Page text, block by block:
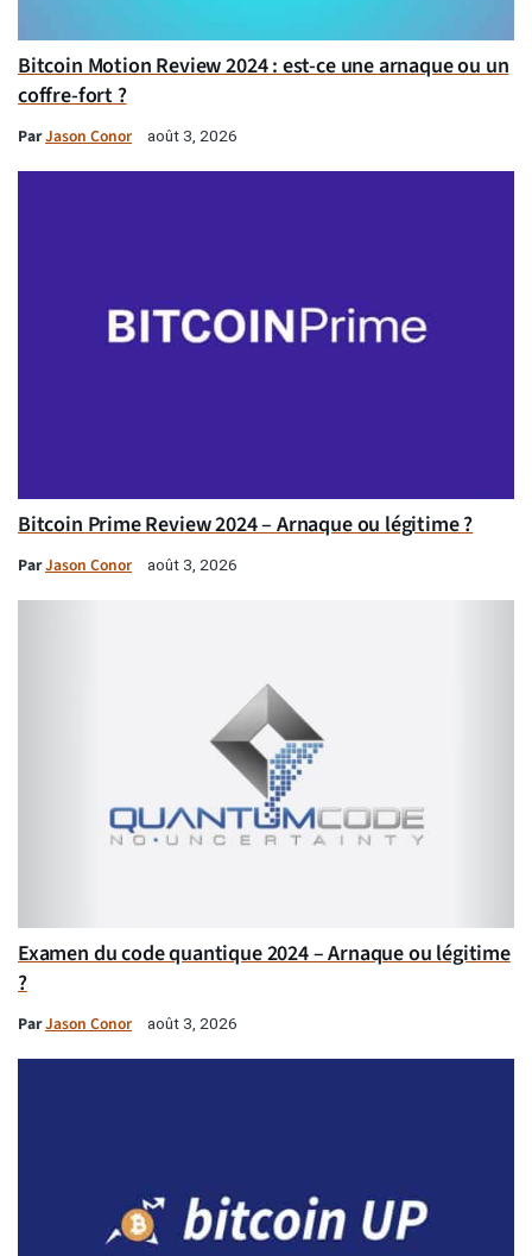
Bitcoin Motion Review 2024 : est-ce une arnaque ou un
coffre-fort ?
ParJason Conor août 3, 2026
Bitcoin Prime Review 2024 – Arnaque ou légitime ?
ParJason Conor août 3, 2026
Examen du code quantique 2024 – Arnaque ou légitime
?
ParJason Conor août 3, 2026